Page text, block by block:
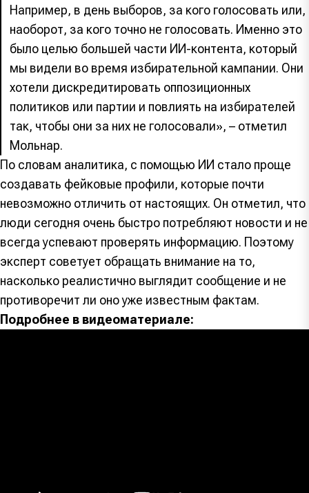
Например, в день выборов, за кого голосовать или,
наоборот, за кого точно не голосовать. Именно это
было целью большей части ИИ-контента, который
мы видели во время избирательной кампании. Они
хотели дискредитировать оппозиционных
политиков или партии и повлиять на избирателей
так, чтобы они за них не голосовали», – отметил
Мольнар.
По словам аналитика, с помощью ИИ стало проще
создавать фейковые профили, которые почти
невозможно отличить от настоящих. Он отметил, что
люди сегодня очень быстро потребляют новости и не
всегда успевают проверять информацию. Поэтому
эксперт советует обращать внимание на то,
насколько реалистично выглядит сообщение и не
противоречит ли оно уже известным фактам.
Подробнее в видеоматериале: